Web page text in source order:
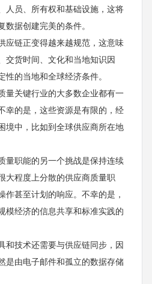
人员、所有权和基础设施，这将
数据创建完美的条件。
链正变得越来越规范，这意味
交货时间、文化和当地知识因
性的当地和全球经济条件。
关键行业的大多数企业都有一
幸的是，这些资源是有限的，经
境中，比如到全球供应商所在地
职能的另一个挑战是保持连续
大程度上分散的供应商质量职
作甚至计划的响应。不幸的是，
模经济的信息共享和标准实践的
技术还需要与供应链同步，因
是由电子邮件和孤立的数据存储